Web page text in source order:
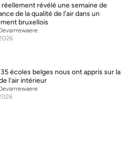
réellement révélé une semaine de
de la qualité de l'air dans un
bruxellois
écoles belges nous ont appris sur la
l'air intérieur